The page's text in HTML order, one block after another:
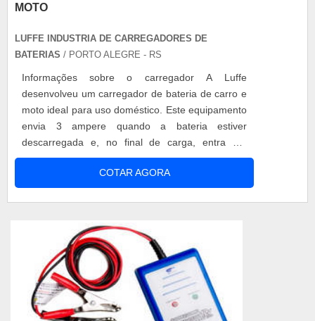
MOTO
LUFFE INDUSTRIA DE CARREGADORES DE
BATERIAS / PORTO ALEGRE - RS
Informações sobre o carregador A Luffe
desenvolveu um carregador de bateria de carro e
moto ideal para uso doméstico. Este equipamento
envia 3 ampere quando a bateria estiver
descarregada e, no final de carga, entra em
flutuação automática enviando em torno de 100
m-ampere. Esse carregador possui a função de
recarregar uma bateria que esteja arriada, esta
como tempo de uso, ou mesmo, quando se ...
COTAR AGORA